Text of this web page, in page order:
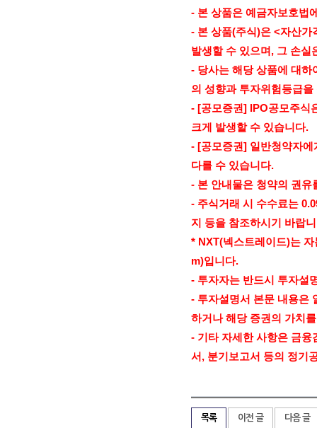
- 본 상품은 예금자보호법
- 본 상품(주식)은 <자산가
발생할 수 있으며 , 그 손실
- 당사는 해당 상품에 대
의 성향과 투자위험등급
- [공모증권] IPO공모주식
크게 발생할 수 있습니다.
- [공모증권] 일반청약자에
다를 수 있습니다.
- 본 안내물은 청약의 권유
- 주식거래 시 수수료는
지 등을 참조하시기 바랍
* NXT(넥스트레이드)는
m)입니다.
- 투자자는 반드시 투자설
- 투자설명서 본문 내용은
하거나 해당 증권의 가치
- 기타 자세한 사항은 금융
서 , 분기보고서 등의 정기
목록 이전 글 다음 글